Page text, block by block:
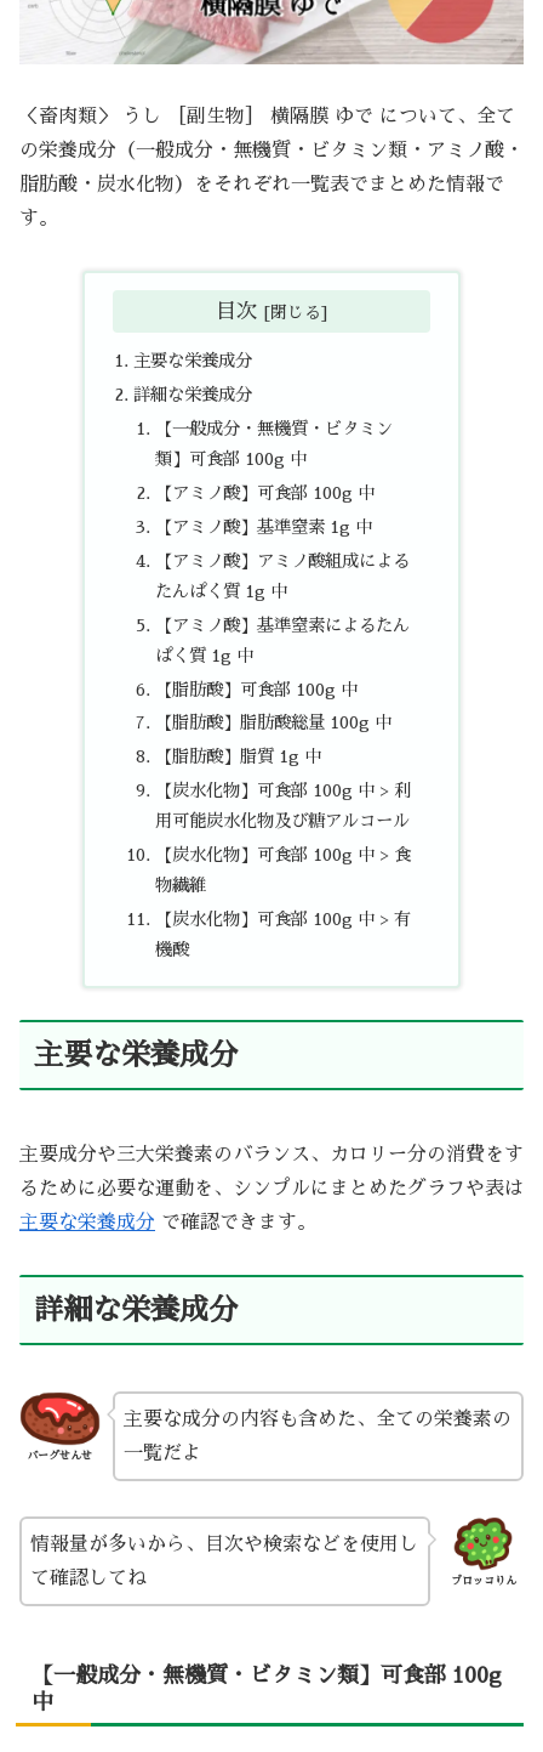
＜畜肉類＞ うし ［副生物］ 横隔膜 ゆで について、全て
の栄養成分（一般成分・無機質・ビタミン類・アミノ酸・
脂肪酸・炭水化物）をそれぞれ一覧表でまとめた情報で
す。
目次
主要な栄養成分
詳細な栄養成分
【一般成分・無機質・ビタミン
類】可食部 100g 中
【アミノ酸】可食部 100g 中
【アミノ酸】基準窒素 1g 中
【アミノ酸】アミノ酸組成による
たんぱく質 1g 中
【アミノ酸】基準窒素によるたん
ぱく質 1g 中
【脂肪酸】可食部 100g 中
【脂肪酸】脂肪酸総量 100g 中
【脂肪酸】脂質 1g 中
【炭水化物】可食部 100g 中 > 利
用可能炭水化物及び糖アルコール
【炭水化物】可食部 100g 中 > 食
物繊維
【炭水化物】可食部 100g 中 > 有
機酸
主要な栄養成分
主要成分や三大栄養素のバランス、カロリー分の消費をす
るために必要な運動を、シンプルにまとめたグラフや表は
主要な栄養成分 で確認できます。
詳細な栄養成分
バーグせんせ
主要な成分の内容も含めた、全ての栄養素の
一覧だよ
ブロッコりん
情報量が多いから、目次や検索などを使用し
て確認してね
【一般成分・無機質・ビタミン類】可食部 100g
中